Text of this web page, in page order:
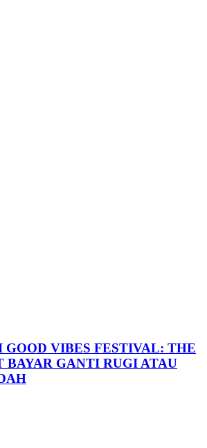
GOOD VIBES FESTIVAL: THE
BAYAR GANTI RUGI ATAU